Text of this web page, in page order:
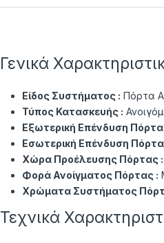
Γενικά
Είδος Συστήματος : Πόρτα
Τύπος Κατασκευής :
Εξωτερική Επένδυση
Εσωτερική Επένδυση
Χώρα Προέλευσης Πόρτας :
Φορά Ανοίγματος Πόρτας :
Χρώματα Συστήματος
Τεχνικά